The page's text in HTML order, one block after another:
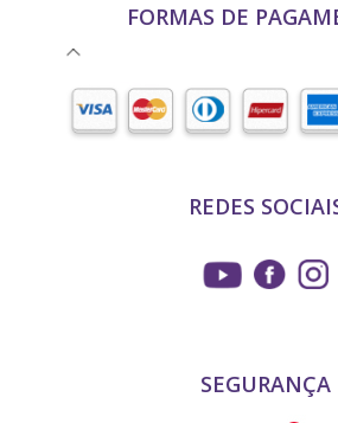
FORMAS DE
REDES
SEGURANÇA